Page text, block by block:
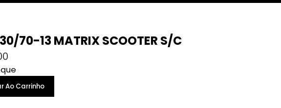
70-13 MATRIX SCOOTER S/C
Ao Carrinho